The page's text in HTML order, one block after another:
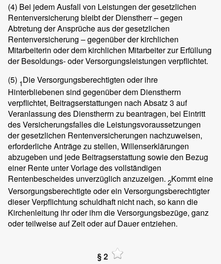
(4) Bei jedem Ausfall von Leistungen der gesetzlichen
Rentenversicherung bleibt der Dienstherr – gegen
Abtretung der Ansprüche aus der gesetzlichen
Rentenversicherung – gegenüber der kirchlichen
Mitarbeiterin oder dem kirchlichen Mitarbeiter zur Erfüllung
der Besoldungs- oder Versorgungsleistungen verpflichtet.
(5) 1Die Versorgungsberechtigten oder ihre
Hinterbliebenen sind gegenüber dem Dienstherrn
verpflichtet, Beitragserstattungen nach Absatz 3 auf
Veranlassung des Dienstherrn zu beantragen, bei Eintritt
des Versicherungsfalles die Leistungsvoraussetzungen
der gesetzlichen Rentenversicherungen nachzuweisen,
erforderliche Anträge zu stellen, Willenserklärungen
abzugeben und jede Beitragserstattung sowie den Bezug
einer Rente unter Vorlage des vollständigen
Rentenbescheides unverzüglich anzuzeigen. 2Kommt eine
Versorgungsberechtigte oder ein Versorgungsberechtigter
dieser Verpflichtung schuldhaft nicht nach, so kann die
Kirchenleitung ihr oder ihm die Versorgungsbezüge, ganz
oder teilweise auf Zeit oder auf Dauer entziehen.
§ 2